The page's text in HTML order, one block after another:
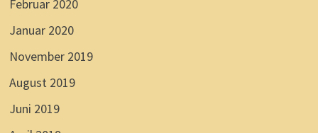
Februar 2020
Januar 2020
November 2019
August 2019
Juni 2019